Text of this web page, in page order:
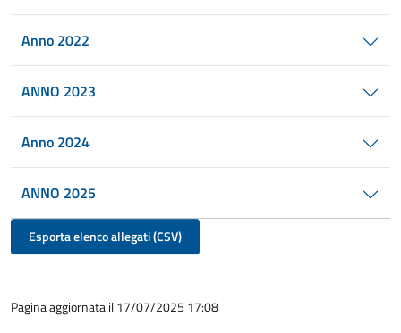
Anno 2022
ANNO 2023
Anno 2024
ANNO 2025
Esporta elenco allegati (CSV)
Pagina aggiornata il 17/07/2025 17:08